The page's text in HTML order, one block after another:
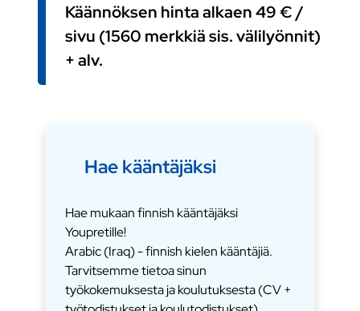
Käännöksen hinta alkaen 49 € /
sivu (1560 merkkiä sis. välilyönnit)
+ alv.
Hae kääntäjäksi
Hae mukaan finnish kääntäjäksi
Youpretille!
Arabic (Iraq) - finnish kielen kääntäjiä.
Tarvitsemme tietoa sinun
työkokemuksesta ja koulutuksesta (CV +